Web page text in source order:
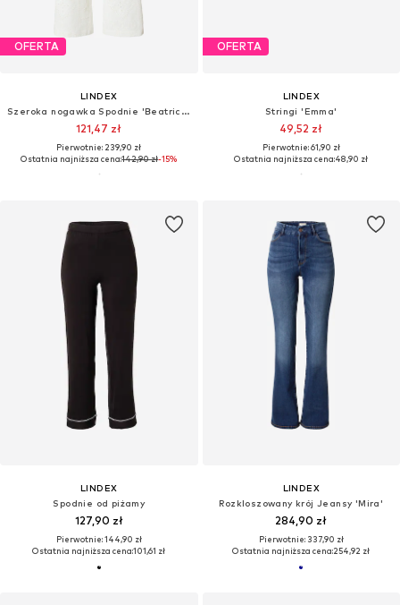
OFERTA
LINDEX
Szeroka nogawka Spodnie 'Beatrice'
121,47 zł
Pierwotnie: 239,90 zł
Ostatnia najniższa cena:142,90 zł-15%
OFERTA
LINDEX
Stringi 'Emma'
49,52 zł
Pierwotnie: 61,90 zł
Ostatnia najniższa cena:48,90 zł
LINDEX
Spodnie od piżamy
127,90 zł
Pierwotnie: 144,90 zł
Ostatnia najniższa cena:101,61 zł
LINDEX
Rozkloszowany krój Jeansy 'Mira'
284,90 zł
Pierwotnie: 337,90 zł
Ostatnia najniższa cena:254,92 zł